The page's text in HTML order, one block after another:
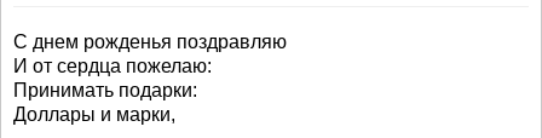
С днем рожденья поздравляю
И от сердца пожелаю:
Принимать подарки:
Доллары и марки,